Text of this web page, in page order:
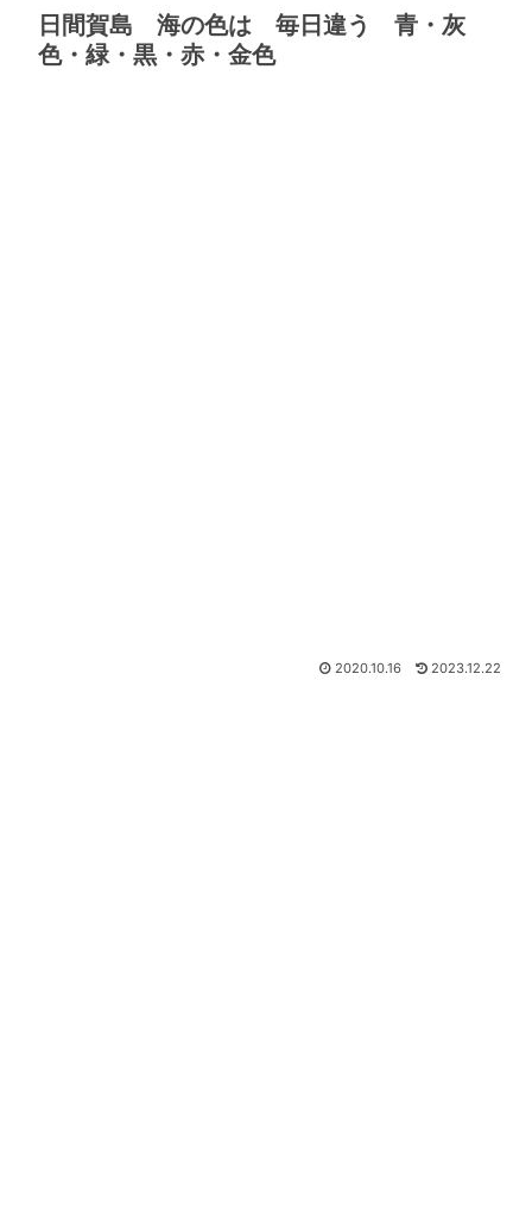
日間賀島 海の色は 毎日違う 青・灰
色・緑・黒・赤・金色
2020.10.16 2023.12.22